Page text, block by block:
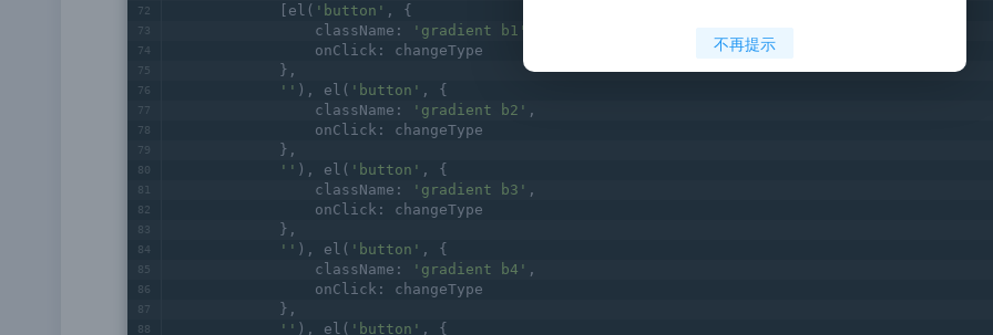
            [el(
'button' , {
                className:
'gradient b1'
                onClick: changeType
            },
'' ), el( 'button' , {
                className:
'gradient b2' ,
                onClick: changeType
            },
'' ), el( 'button' , {
                className:
'gradient b3' ,
                onClick: changeType
            },
'' ), el( 'button' , {
                className:
'gradient b4' ,
                onClick: changeType
            },
'' ), el( 'button' , {
不再提示